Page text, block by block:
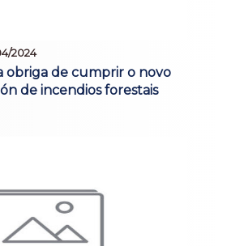
2024
obriga de cumprir o novo
de incendios forestais